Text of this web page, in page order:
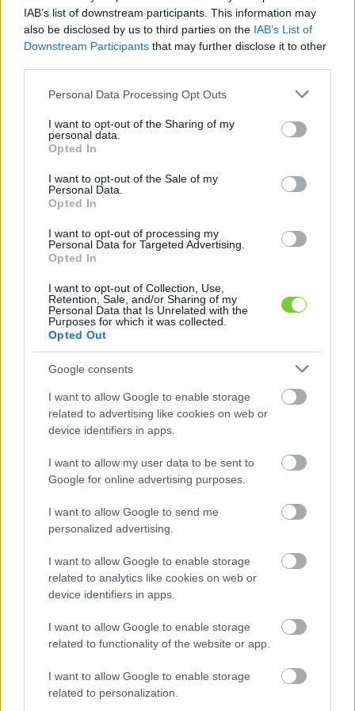
IAB’s list of downstream participants. This information may
also be disclosed by us to third parties on the IAB’s List of
Downstream Participants that may further disclose it to other
Please note that this website/app uses one or more Google
not limited to your visit or usage behaviour. You may click to
grant or deny consent to Google and its third-party tags to
use your data for below specified purposes in below Google
consent section.
Personal Data Processing Opt Outs
I want to opt-out of the Sharing of my
personal data.
Opted In
I want to opt-out of the Sale of my
Personal Data.
Opted In
I want to opt-out of processing my
Personal Data for Targeted Advertising.
Opted In
I want to opt-out of Collection, Use,
Retention, Sale, and/or Sharing of my
Personal Data that Is Unrelated with the
Purposes for which it was collected.
Opted Out
Google consents
I want to allow Google to enable storage
related to advertising like cookies on web or
device identifiers in apps.
I want to allow my user data to be sent to
Google for online advertising purposes.
I want to allow Google to send me
personalized advertising.
I want to allow Google to enable storage
related to analytics like cookies on web or
device identifiers in apps.
I want to allow Google to enable storage
related to functionality of the website or app.
I want to allow Google to enable storage
related to personalization.
Felhasználónév
Jelszó
Elfelejtette jelszavát?
Bejelentkezés
faiskola.hu
Kertészeti, kerti termékek és szolgáltatások térképes
KERTÉSZ ÉS KERTÉSZET REGISZTRÁCIÓ
Trágya, műtrágya,
tápanyagok
11
2
5
3
3
11
2
5
3
3